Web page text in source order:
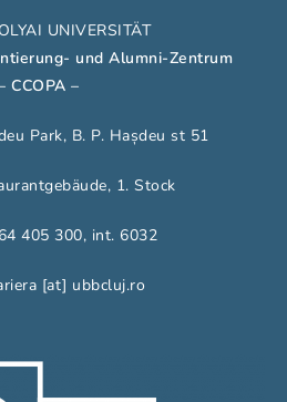
UNIVERSITÄT
und Alumni-Zentrum
CCOPA–
Park, B. P. Hașdeu st 51
1. Stock
405 300, int. 6032
[at] ubbcluj.ro